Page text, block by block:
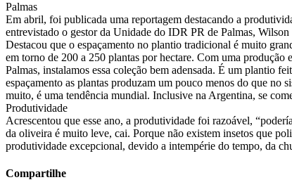
Palmas
Em abril, foi publicada uma reportagem destacando a
entrevistado o gestor da Unidade do IDR PR de Palmas,
Destacou que o espaçamento no plantio tradicional é muito
em torno de 200 a 250 plantas por hectare. Com uma
Palmas, instalamos essa coleção bem adensada. É um plantio
espaçamento as plantas produzam um pouco menos do que no
muito, é uma tendência mundial. Inclusive na Argentina, se
Produtividade
Acrescentou que esse ano, a produtividade foi razoável,
da oliveira é muito leve, cai. Porque não existem insetos que
produtividade excepcional, devido a intempérie do tempo, da
Compartilhe